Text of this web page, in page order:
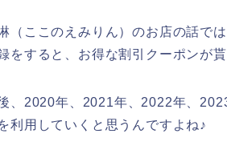
（ここのえみりん）のお店の話で
をすると、お得な割引クーポンが貰
、2020年、2021年、2022年、
利用していくと思うんですよね♪